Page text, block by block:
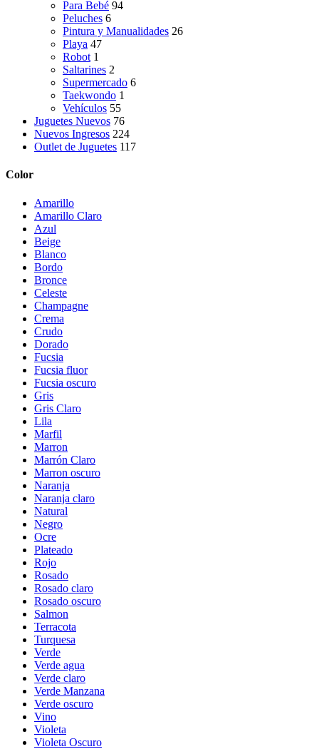
Para Bebé 94
Peluches 6
Pintura y Manualidades 26
Playa 47
Robot 1
Saltarines 2
Supermercado 6
Taekwondo 1
Vehículos 55
Juguetes Nuevos 76
Nuevos Ingresos 224
Outlet de Juguetes 117
Color
Amarillo
Amarillo Claro
Azul
Beige
Blanco
Bordo
Bronce
Celeste
Champagne
Crema
Crudo
Dorado
Fucsia
Fucsia fluor
Fucsia oscuro
Gris
Gris Claro
Lila
Marfil
Marron
Marrón Claro
Marron oscuro
Naranja
Naranja claro
Natural
Negro
Ocre
Plateado
Rojo
Rosado
Rosado claro
Rosado oscuro
Salmon
Terracota
Turquesa
Verde
Verde agua
Verde claro
Verde Manzana
Verde oscuro
Vino
Violeta
Violeta Oscuro